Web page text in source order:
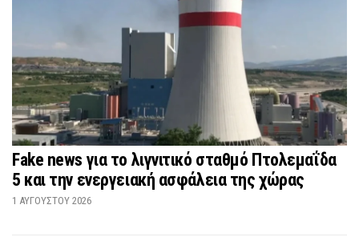
Fake news για το λιγνιτικό σταθμό Πτολεμαΐδα
5 και την ενεργειακή ασφάλεια της χώρας
1 ΑΥΓΟΎΣΤΟΥ 2026